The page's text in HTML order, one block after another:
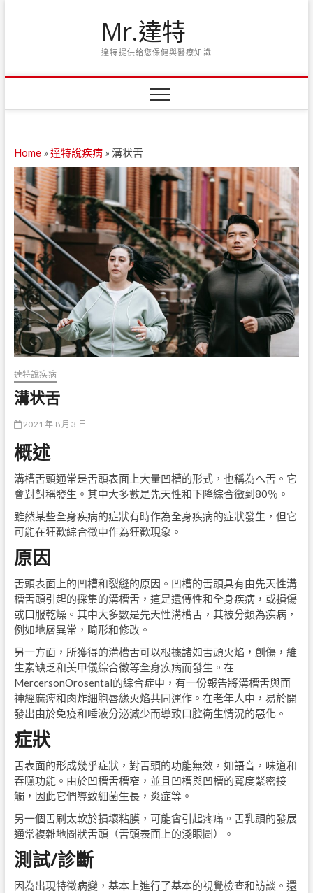
Mr.達特
達特提供給您保健與醫療知識
Home» 達特說疾病» 溝状舌
達特說疾病
溝状舌
2021 年 8 月 3 日
概述
溝槽舌頭通常是舌頭表面上大量凹槽的形式，也稱為へ舌。它
會對對稱發生。其中大多數是先天性和下降綜合徵到80％。
雖然某些全身疾病的症狀有時作為全身疾病的症狀發生，但它
可能在狂歡綜合徵中作為狂歡現象。
原因
舌頭表面上的凹槽和裂縫的原因。凹槽的舌頭具有由先天性溝
槽舌頭引起的採集的溝槽舌，這是遺傳性和全身疾病，或損傷
或口服乾燥。其中大多數是先天性溝槽舌，其被分類為疾病，
例如地層異常，畸形和修改。
另一方面，所獲得的溝槽舌可以根據諸如舌頭火焰，創傷，維
生素缺乏和美甲儀綜合徵等全身疾病而發生。在
MercersonOrosental的綜合症中，有一份報告將溝槽舌與面
神經麻痺和肉炸細胞唇緣火焰共同運作。在老年人中，易於開
發出由於免疫和唾液分泌減少而導致口腔衛生情況的惡化。
症狀
舌表面的形成幾乎症狀，對舌頭的功能無效，如語音，味道和
吞嚥功能。由於凹槽舌槽窄，並且凹槽與凹槽的寬度緊密接
觸，因此它們導致細菌生長，炎症等。
另一個舌刷太軟於損壞粘膜，可能會引起疼痛。舌乳頭的發展
通常複雜地圖狀舌頭（舌頭表面上的淺眼圖）。
測試/診斷
因為出現特徵病變，基本上進行了基本的視覺檢查和訪談。還